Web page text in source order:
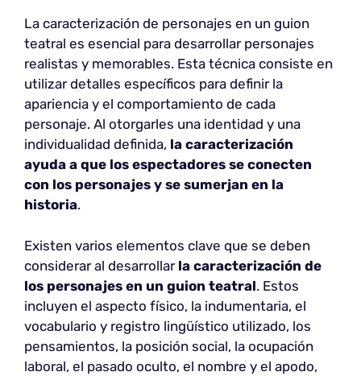
La caracterización de personajes en un guion
teatral es esencial para desarrollar personajes
realistas y memorables. Esta técnica consiste en
utilizar detalles específicos para definir la
apariencia y el comportamiento de cada
personaje. Al otorgarles una identidad y una
individualidad definida, la caracterización
ayuda a que los espectadores se conecten
con los personajes y se sumerjan en la
historia.
Existen varios elementos clave que se deben
considerar al desarrollar la caracterización de
los personajes en un guion teatral. Estos
incluyen el aspecto físico, la indumentaria, el
vocabulario y registro lingüístico utilizado, los
pensamientos, la posición social, la ocupación
laboral, el pasado oculto, el nombre y el apodo,